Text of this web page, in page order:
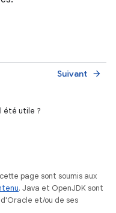
Suivant arrow_forward
été utile ?
page sont soumis aux
. Java et OpenJDK sont
et/ou de ses